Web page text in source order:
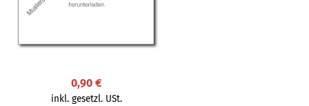
0,90 €
inkl. gesetzl. USt.